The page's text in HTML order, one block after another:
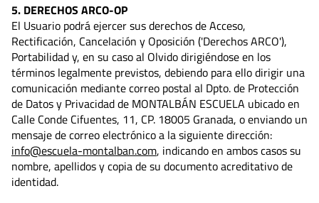
5. DERECHOS ARCO-OP
El Usuario podrá ejercer sus derechos de Acceso,
Rectificación, Cancelación y Oposición ('Derechos ARCO'),
Portabilidad y, en su caso al Olvido dirigiéndose en los
términos legalmente previstos, debiendo para ello dirigir una
comunicación mediante correo postal al Dpto. de Protección
de Datos y Privacidad de MONTALBÁN ESCUELA ubicado en
Calle Conde Cifuentes, 11, CP. 18005 Granada, o enviando un
mensaje de correo electrónico a la siguiente dirección:
info@escuela-montalban.com, indicando en ambos casos su
nombre, apellidos y copia de su documento acreditativo de
identidad.